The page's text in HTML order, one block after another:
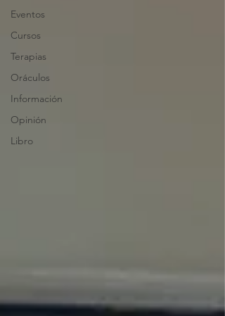
Eventos
Cursos
Terapias
Oráculos
Información
Opinión
Libro